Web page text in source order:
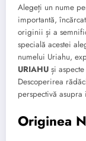
Alegeți un nume
importantă,
originii și a
specială acestei
numelui Uriahu,
URIAHU și
Descoperirea
perspectivă
Originea